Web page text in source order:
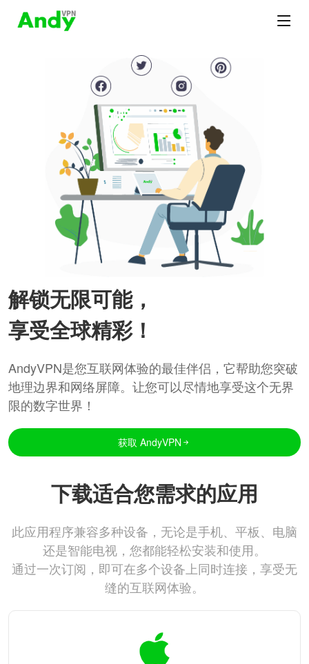
解锁无限可能，
享受全球精彩！
AndyVPN是您互联网体验的最佳伴侣，它帮助您突破
地理边界和网络屏障。让您可以尽情地享受这个无界
限的数字世界！
获取 AndyVPN
下载适合您需求的应用
此应用程序兼容多种设备，无论是手机、平板、电脑
还是智能电视，您都能轻松安装和使用。
通过一次订阅，即可在多个设备上同时连接，享受无
缝的互联网体验。